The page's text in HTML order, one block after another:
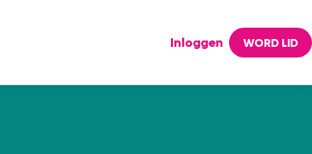
Inloggen WORD LID